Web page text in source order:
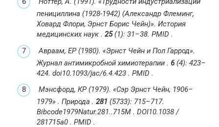
пенициллина (1928-1942) (Александр Флеминг,
Ховард Флори, Эрнст Борис Чейн)». История
медицинских наук . 25(1): 31–38. PMID .
Авраам, EP (1980). «Эрнст Чейн и Пол Гаррод».
Журнал антимикробной химиотерапии . 6 (4): 423–
424. doi10.1093/jac/6.4.423 . PMID .
Мэнсфорд, КР (1979). «Сэр Эрнст Чейн, 1906–
1979» . Природа . 281 (5733): 715–717.
Bibcode1979Natur.281..715M . DOI10.1038 /
281715a0 . PMID .